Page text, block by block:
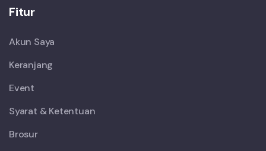
Fitur
Akun Saya
Keranjang
Event
Syarat & Ketentuan
Brosur